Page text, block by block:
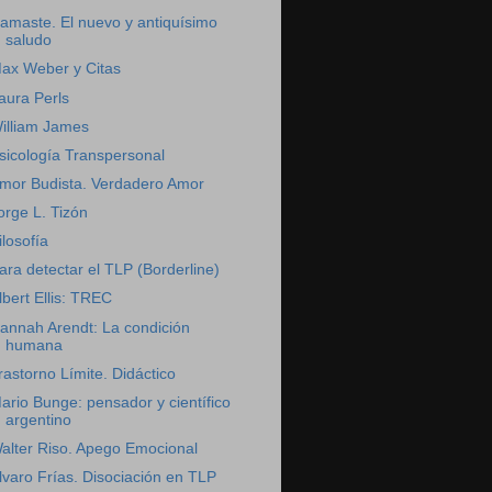
El nuevo y antiquísimo
saludo
Weber y Citas
Perls
James
Transpersonal
Budista. Verdadero Amor
L. Tizón
detectar el TLP (Borderline)
Ellis: TREC
Arendt: La condición
humana
Límite. Didáctico
Bunge: pensador y científico
argentino
Riso. Apego Emocional
Frías. Disociación en TLP